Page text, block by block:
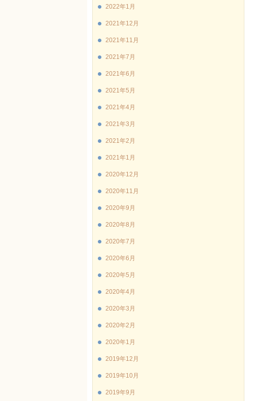
2022年1月
2021年12月
2021年11月
2021年7月
2021年6月
2021年5月
2021年4月
2021年3月
2021年2月
2021年1月
2020年12月
2020年11月
2020年9月
2020年8月
2020年7月
2020年6月
2020年5月
2020年4月
2020年3月
2020年2月
2020年1月
2019年12月
2019年10月
2019年9月